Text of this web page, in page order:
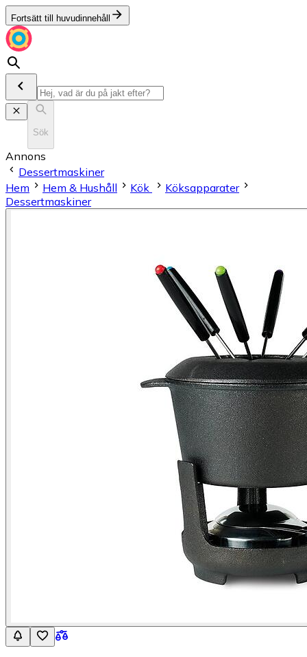
Fortsätt till huvudinnehåll
Sök
Annons
Dessertmaskiner
Hem
Hem & Hushåll Kök
Köksapparater
Dessertmaskiner